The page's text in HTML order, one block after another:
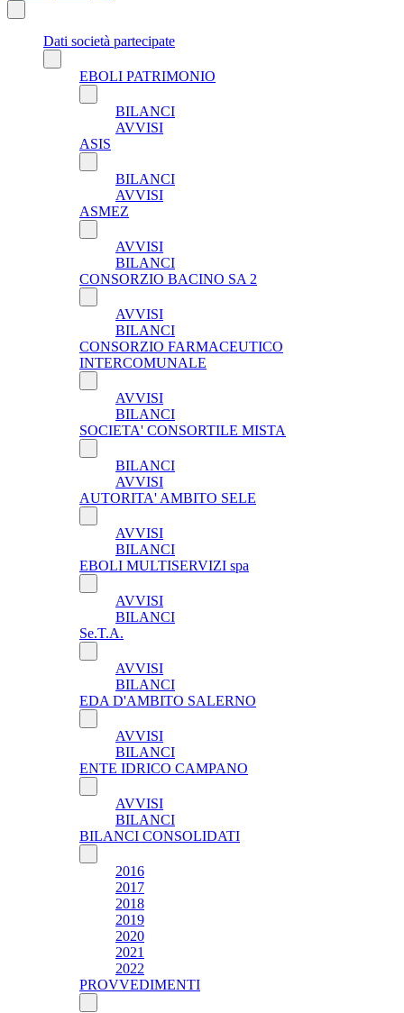
Dati società partecipate
EBOLI PATRIMONIO
BILANCI
AVVISI
ASIS
BILANCI
AVVISI
ASMEZ
AVVISI
BILANCI
CONSORZIO BACINO SA 2
AVVISI
BILANCI
CONSORZIO FARMACEUTICO
INTERCOMUNALE
AVVISI
BILANCI
SOCIETA' CONSORTILE MISTA
BILANCI
AVVISI
AUTORITA' AMBITO SELE
AVVISI
BILANCI
EBOLI MULTISERVIZI spa
AVVISI
BILANCI
Se.T.A.
AVVISI
BILANCI
EDA D'AMBITO SALERNO
AVVISI
BILANCI
ENTE IDRICO CAMPANO
AVVISI
BILANCI
BILANCI CONSOLIDATI
2016
2017
2018
2019
2020
2021
2022
PROVVEDIMENTI